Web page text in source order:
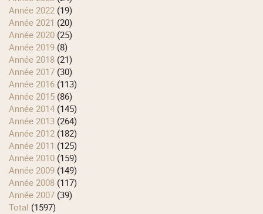
année 2022 (19)
année 2021 (20)
année 2020 (25)
année 2019 (8)
année 2018 (21)
année 2017 (30)
année 2016 (113)
année 2015 (86)
année 2014 (145)
année 2013 (264)
année 2012 (182)
année 2011 (125)
année 2010 (159)
année 2009 (149)
année 2008 (117)
année 2007 (39)
total (1597)